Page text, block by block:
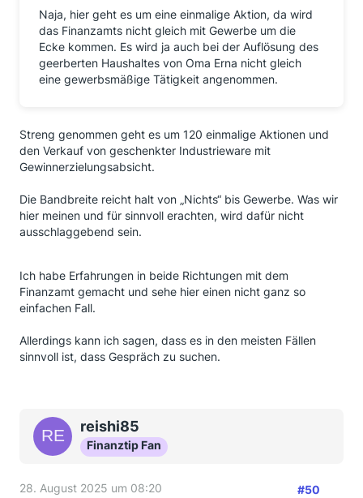
Naja, hier geht es um eine einmalige Aktion, da wird
das Finanzamts nicht gleich mit Gewerbe um die
Ecke kommen. Es wird ja auch bei der Auflösung des
geerberten Haushaltes von Oma Erna nicht gleich
eine gewerbsmäßige Tätigkeit angenommen.
Streng genommen geht es um 120 einmalige Aktionen und
den Verkauf von geschenkter Industrieware mit
Gewinnerzielungsabsicht.
Die Bandbreite reicht halt von „Nichts“ bis Gewerbe. Was wir
hier meinen und für sinnvoll erachten, wird dafür nicht
ausschlaggebend sein.
Ich habe Erfahrungen in beide Richtungen mit dem
Finanzamt gemacht und sehe hier einen nicht ganz so
einfachen Fall.
Allerdings kann ich sagen, dass es in den meisten Fällen
sinnvoll ist, dass Gespräch zu suchen.
reishi85
Finanztip Fan
28. August 2025 um 08:20 #50